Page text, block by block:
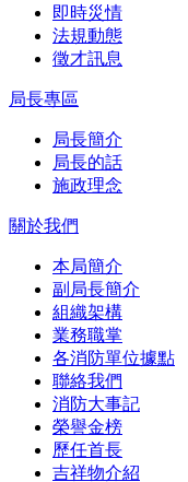
即時災情
法規動態
徵才訊息
局長專區
局長簡介
局長的話
施政理念
關於我們
本局簡介
副局長簡介
組織架構
業務職掌
各消防單位據點
聯絡我們
消防大事記
榮譽金榜
歷任首長
吉祥物介紹